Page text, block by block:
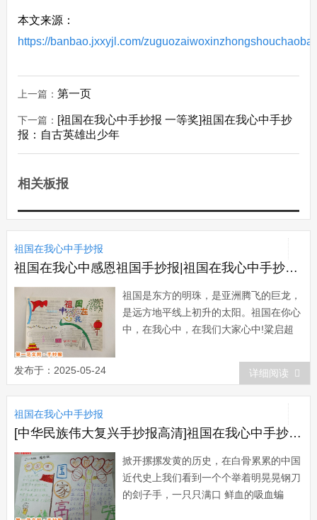
本文来源：
https://banbao.jxxyjl.com/
上一篇： 第一页
下一篇： [祖国在我心中手抄报 一等奖]祖国在我心中手抄
报：自古英雄出少年
相关板报
祖国在我心中手抄报
祖国在我心中感恩祖国手抄报|祖国在我心中手抄报：祖国是东方的明珠
祖国是东方的明珠，是亚洲腾飞的巨龙，
是远方地平线上初升的太阳。祖国在你心
中，在我心中，在我们大家心中!粱启超
富;少年屹立于世界，则国屹立于世界!”我
们是祖国的骄子，是新时代的宠儿。风华
正茂的一代啊，怎样用钢筋铁骨支撑起共
发布于：2025-05-24 详细阅读
祖国在我心中手抄报
[中华民族伟大复兴手抄报高清]祖国在我心中手抄报：为中华民族伟大复兴
掀开摞摞发黄的历史，在白骨累累的中国
近代史上我们看到一个个举着明晃晃钢刀
的刽子手，一只只满口 鲜血的吸血蝙